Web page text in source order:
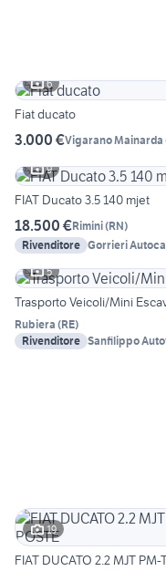
6
Fiat ducato
3.000 €Vigarano Mainarda
9
FIAT Ducato 3.5 140 mjet
18.500 €Rimini(RN)
Rivenditore Gorrieri
5
Trasporto Veicoli/Mini
Rubiera (RE)
Rivenditore Sanfilippo
19
FIAT DUCATO 2.2 MJT